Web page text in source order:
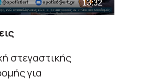
στεγαστικής
για